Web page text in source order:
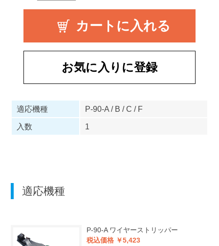
お気に入りに登録
適応機種
P-90-A / B / C / F
入数
1
適応機種
P-90-A ワイヤーストリッパー
税込価格 ￥5,423